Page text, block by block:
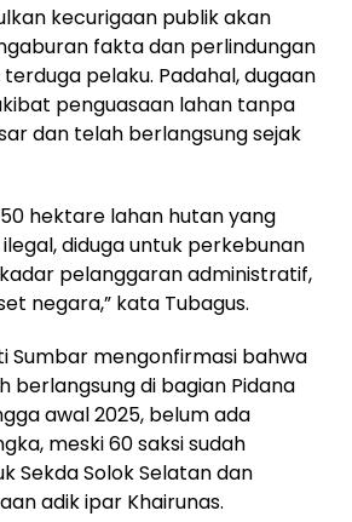
kecurigaan publik akan
fakta dan perlindungan
pelaku. Padahal, dugaan
penguasaan lahan tanpa
dan telah berlangsung sejak
hektare lahan hutan yang
diduga untuk perkebunan
pelanggaran administratif,
negara,” kata Tubagus.
Sumbar mengonfirmasi bahwa
berlangsung di bagian Pidana
awal 2025, belum ada
meski 60 saksi sudah
Sekda Solok Selatan dan
adik ipar Khairunas.